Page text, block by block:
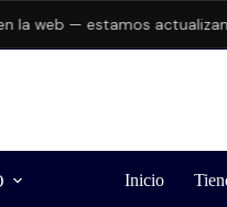
— estamos actualizando
Inicio